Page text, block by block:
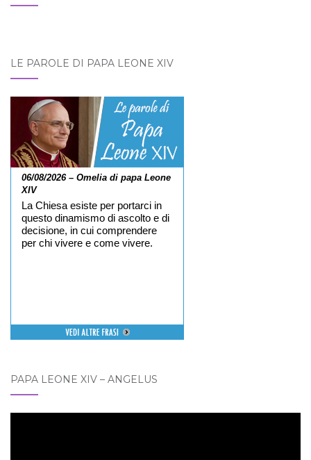
LE PAROLE DI PAPA LEONE XIV
06/08/2026 – Omelia di papa Leone
XIV
La Chiesa esiste per portarci in
questo dinamismo di ascolto e di
decisione, in cui comprendere
per chi vivere e come vivere.
PAPA LEONE XIV – ANGELUS